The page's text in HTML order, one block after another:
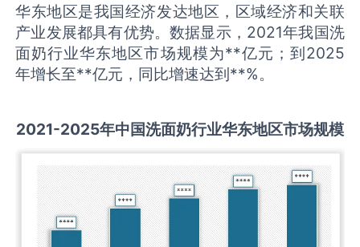
华东地区是我国经济发达地区，区域经济和关联
产业发展都具有优势。数据显示，2021年我国洗
面奶行业华东地区市场规模为**亿元；到2025
年增长至**亿元，同比增速达到**%。
2021-2025年中国洗面奶行业华东地区市场规模